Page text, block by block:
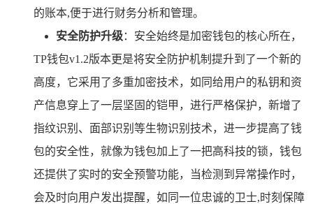
的账本,便于进行财务分析和管理。
安全防护升级：安全始终是加密钱包的核心所在，
TP钱包v1.2版本更是将安全防护机制提升到了一个新的
高度，它采用了多重加密技术，如同给用户的私钥和资
产信息穿上了一层坚固的铠甲，进行严格保护，新增了
指纹识别、面部识别等生物识别技术，进一步提高了钱
包的安全性，就像为钱包加上了一把高科技的锁，钱包
还提供了实时的安全预警功能，当检测到异常操作时，
会及时向用户发出提醒，如同一位忠诚的卫士,时刻保障